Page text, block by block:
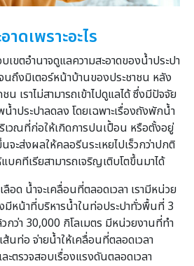
าดเพราะอะไร
เขตอำนาจดูแลความสะอาดของน้ำประปา
ถึงมิเตอร์หน้าบ้านของประชาชน หลัง
เราไม่สามารถเข้าไปดูแลได้ ซึ่งมีปัจจัย
ำประปาลดลง โดยเฉพาะเรื่องถังพักน้ำ
เวณที่ก่อให้เกิดการปนเปื้อน หรือตั้งอยู่
ะส่งผลให้คลอรีนระเหยไปเร็วกว่าปกติ
บคทีเรียสามารถเจริญเติบโตขึ้นมาได้
อด น้ำจะเคลื่อนที่ตลอดเวลา เรามีหน่วย
มีหน้าที่บริหารน้ำในท่อประปาทั่วพื้นที่ 3
กว่า 30,000 กิโลเมตร มีหน่วยงานที่ทำ
นท่อ จ่ายน้ำให้เคลื่อนที่ตลอดเวลา
ะตรวจสอบเรื่องแรงดันตลอดเวลา